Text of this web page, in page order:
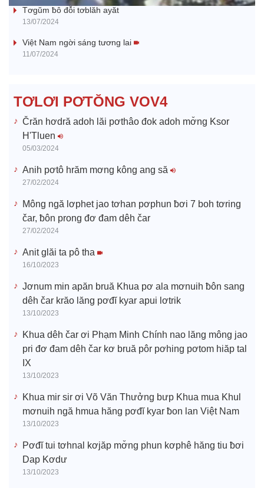
y
e
Tơgŭm ƀô đô̆i tơblăh ayăt
13/07/2024
Việt Nam ngời sáng tương lai
11/07/2024
TƠLƠI PƠTŎNG VOV4
Črăn hơdră adoh lăi pơthâo đok adoh mơ̆ng Ksor
H'Tluen
05/03/2024
Anih pơtô hrăm mơng kông ang să
27/02/2024
Mông ngă lơphet jao tơhan pơphun ƀơi 7 boh tơring
čar, ƀôn prong đơ đam dêh čar
27/02/2024
Anit glăi ta pô tha
16/10/2023
Jơnum min apăn bruă Khua pơ ala mơnuih ƀôn sang
dêh čar krăo lăng pơđĭ kyar apui lơtrik
13/10/2023
Khua dêh čar ơi Phạm Minh Chính nao lăng mông jao
pri đơ đam dêh čar kơ bruă pôr pơhing pơtom hiăp tal
IX
13/10/2023
Khua mir sir ơi Võ Văn Thưởng bưp Khua mua Khul
mơnuih ngă hmua hăng pơđĭ kyar ƀon lan Việt Nam
13/10/2023
Pơđĭ tui tơhnal kơjăp mơ̆ng phun kơphê hăng tiu ƀơi
Dap Kơdư
13/10/2023